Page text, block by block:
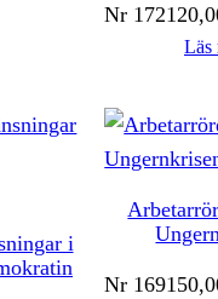
Nr 172
Läs
i
Nr 169